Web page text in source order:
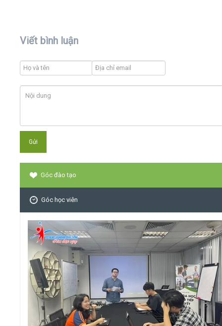
Viết bình luận
Góc đào tạo
Góc học viên